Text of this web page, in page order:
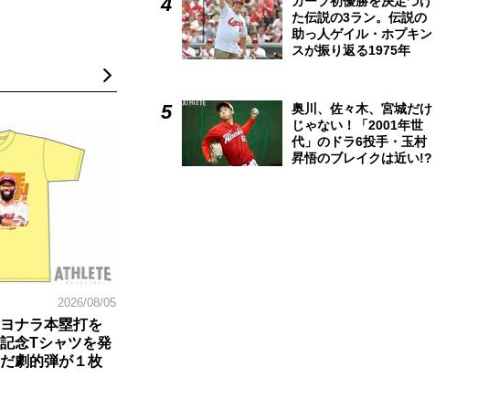
2026/08/05
ナラ本塁打を
念Tシャツを発
劇的弾が１枚
た伝説の3ラン。伝説の
助っ人ゲイル・ホプキン
スが振り返る1975年
奥川、佐々木、宮城だけ
じゃない！「2001年世
代」のドラ6投手・玉村
昇悟のブレイクは近い!?